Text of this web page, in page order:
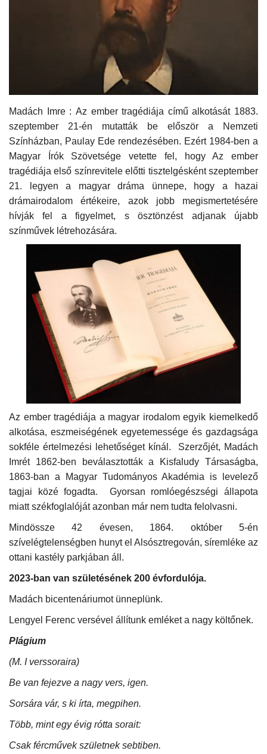
Gazdaság
Művészet
Sport
Sajtó
Rendezvény
Napló postája
Újság Archívum
Emlékezzünk †
Nyelv
English
Madách Imre : Az ember tragédiája című alkotását 1883.
szeptember 21-én mutatták be először a Nemzeti
Színházban, Paulay Ede rendezésében. Ezért 1984-ben a
Magyar Írók Szövetsége vetette fel, hogy Az ember
tragédiája első színrevitele előtti tisztelgésként szeptember
21. legyen a magyar dráma ünnepe, hogy a hazai
drámairodalom értékeire, azok jobb megismertetésére
hívják fel a figyelmet, s ösztönzést adjanak újabb
színművek létrehozására.
Az ember tragédiája a magyar irodalom egyik kiemelkedő
alkotása, eszmeiségének egyetemessége és gazdagsága
sokféle értelmezési lehetőséget kínál. Szerzőjét, Madách
Imrét 1862-ben beválasztották a Kisfaludy Társaságba,
1863-ban a Magyar Tudományos Akadémia is levelező
tagjai közé fogadta. Gyorsan romlóegészségi állapota
miatt székfoglalóját azonban már nem tudta felolvasni.
Mindössze 42 évesen, 1864. október 5-én
szívelégtelenségben hunyt el Alsósztregován, síremléke az
ottani kastély parkjában áll.
2023-ban van születésének 200 évfordulója.
Madách bicentenáriumot ünneplünk.
Lengyel Ferenc versével állítunk emléket a nagy költőnek.
Plágium
(M. I verssoraira)
Be van fejezve a nagy vers, igen.
Sorsára vár, s ki írta, megpihen.
Több, mint egy évig rótta sorait:
Csak fércművek születnek sebtiben.